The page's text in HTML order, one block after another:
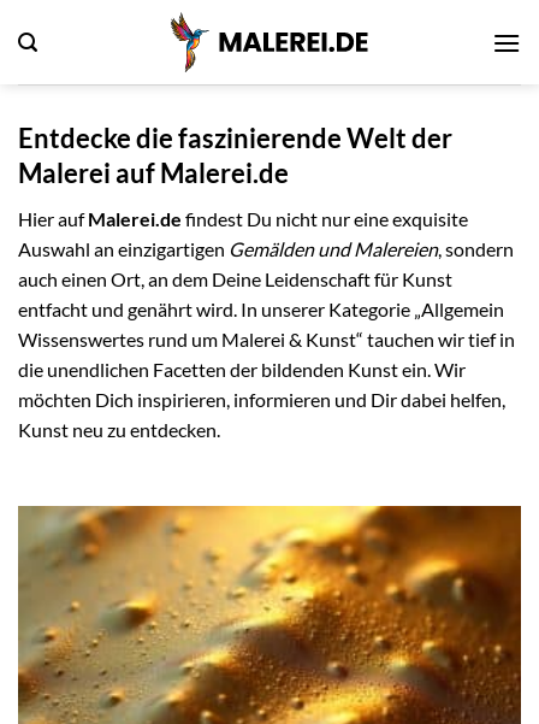
Inhalt
Entdecke die faszinierende Welt der
Malerei auf Malerei.de
Hier aufMalerei.de findest Du nicht nur eine exquisite
Auswahl an einzigartigen Gemälden und Malereien, sondern
auch einen Ort, an dem Deine Leidenschaft für Kunst
entfacht und genährt wird. In unserer Kategorie „Allgemein
Wissenswertes rund um Malerei & Kunst“ tauchen wir tief in
die unendlichen Facetten der bildenden Kunst ein. Wir
möchten Dich inspirieren, informieren und Dir dabei helfen,
Kunst neu zu entdecken.